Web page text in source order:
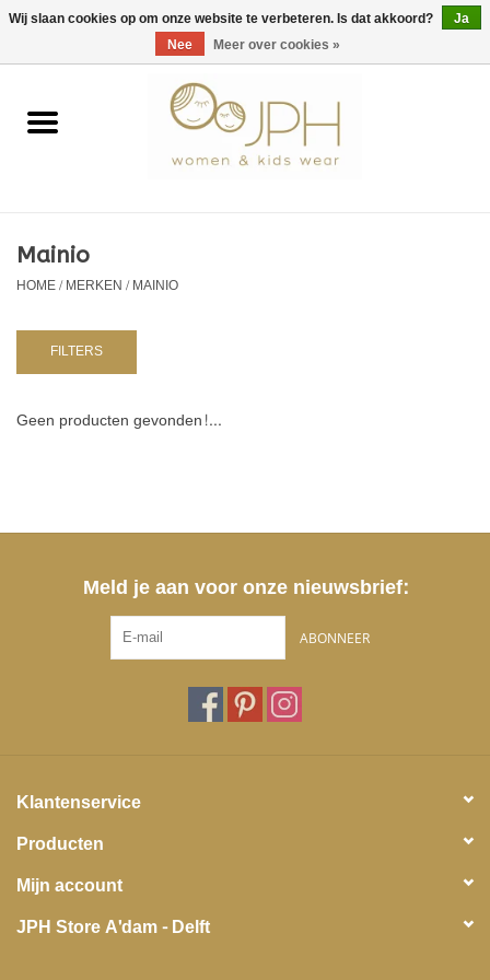
EUR/GBP/USD 0 Artikelen - €0,00
Home
Kids
NURSERY / TABLEWARE
Mainio
HOME/MERKEN/MAINIO
FILTERS
Geen producten gevonden!...
Meld je aan voor onze nieuwsbrief:
ABONNEER
Klantenservice
Producten
Mijn account
JPH Store A'dam - Delft
Wij slaan cookies op om onze website te verbeteren. Is dat akkoord?
Ja
Nee
Meer over cookies »